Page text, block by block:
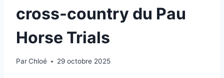
cross-country du Pau
Horse Trials
ParChloé 29 octobre 2025